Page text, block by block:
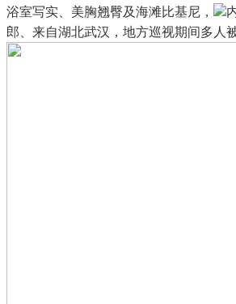
浴室写实、美胸翘臀及海滩比基尼，
郎、来自湖北武汉，地方巡视期间多人